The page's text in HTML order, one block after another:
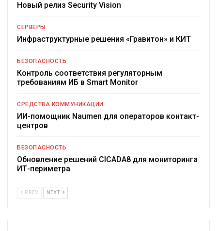
Новый релиз Security Vision
СЕРВЕРЫ
Инфраструктурные решения «Гравитон» и КИТ
БЕЗОПАСНОСТЬ
Контроль соответствия регуляторным
требованиям ИБ в Smart Monitor
СРЕДСТВА КОММУНИКАЦИИ
ИИ-помощник Naumen для операторов контакт-
центров
БЕЗОПАСНОСТЬ
Обновление решений CICADA8 для мониторинга
ИТ-периметра
PREV NEXT